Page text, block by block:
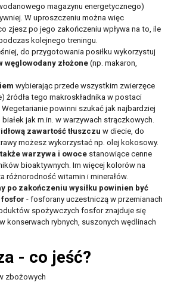
magazynu energetycznego)
W uproszczeniu można więc
zjesz po jego zakończeniu wpływa na to, ile
kolejnego treningu.
do przygotowania posiłku wykorzystuj
węglowodany złożone (np. makaron,
wybierając przede wszystkim zwierzęce
źródła tego makroskładnika w postaci
Wegetarianie powinni szukać jak najbardziej
jak m.in. w warzywach strączkowych.
zawartość tłuszczu w diecie, do
możesz wykorzystać np. olej kokosowy.
warzywa i owoce stanowiące cenne
bioaktywnych. Im więcej kolorów na
różnorodność witamin i minerałów.
po zakończeniu wysiłku powinien być
fosfor - fosforany uczestniczą w przemianach
spożywczych fosfor znajduje się
konserwach rybnych, suszonych wędlinach
- co jeść?
zbożowych